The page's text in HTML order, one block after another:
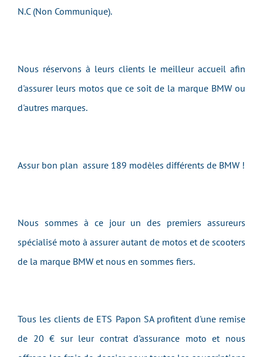
N.C (Non Communique).
Nous réservons à leurs clients le meilleur accueil afin
d'assurer leurs motos que ce soit de la marque BMW ou
d'autres marques.
Assur bon plan assure 189 modèles différents de BMW !
Nous sommes à ce jour un des premiers assureurs
spécialisé moto à assurer autant de motos et de scooters
de la marque BMW et nous en sommes fiers.
Tous les clients de ETS Papon SA profitent d'une remise
de 20 € sur leur contrat d'assurance moto et nous